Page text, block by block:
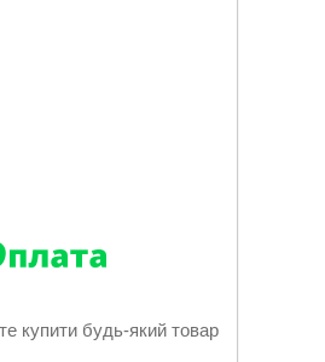
купити будь-який товар